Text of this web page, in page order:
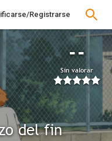
Registrarse
--
Sin valorar
del fin